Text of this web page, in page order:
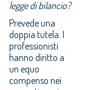
legge di bilancio?
Prevede una
doppia tutela. I
professionisti
hanno diritto a
un equo
compenso nei